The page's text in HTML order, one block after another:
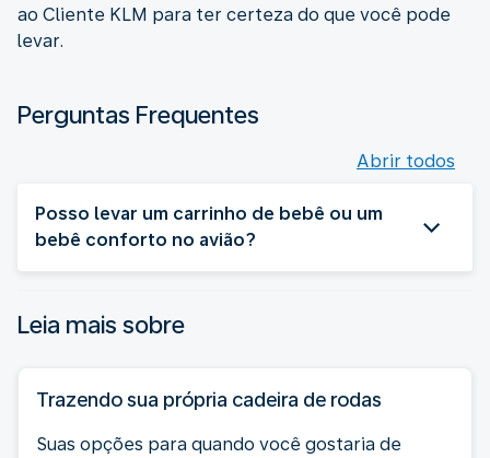
ao Cliente KLM para ter certeza do que você pode
levar.
Perguntas Frequentes
Abrir todos
Posso levar um carrinho de bebê ou um
bebê conforto no avião?
Leia mais sobre
Trazendo sua própria cadeira de rodas
Suas opções para quando você gostaria de